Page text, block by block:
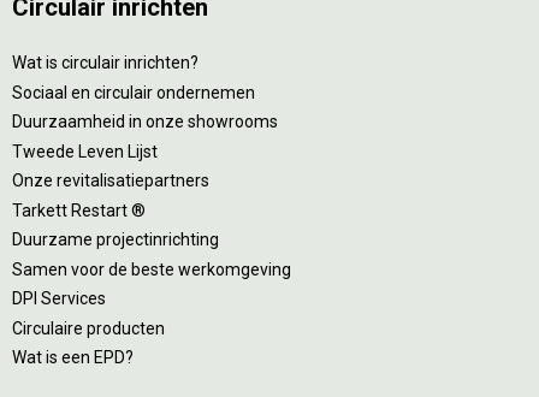
Circulair inrichten
Wat is circulair inrichten?
Sociaal en circulair ondernemen
Duurzaamheid in onze showrooms
Tweede Leven Lijst
Onze revitalisatiepartners
Tarkett Restart ®
Duurzame projectinrichting
Samen voor de beste werkomgeving
DPI Services
Circulaire producten
Wat is een EPD?